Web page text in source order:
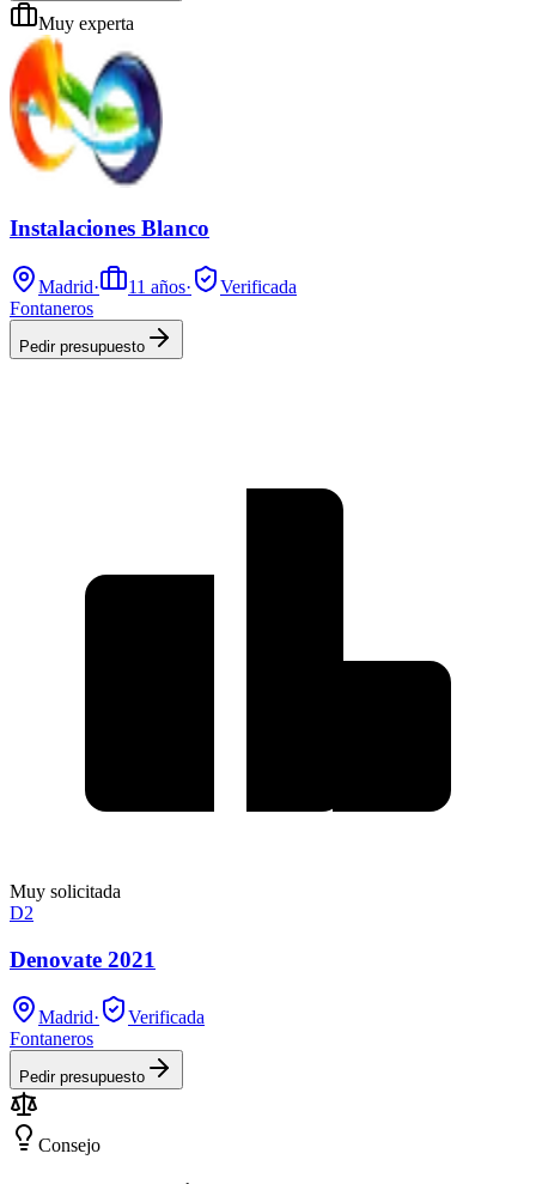
Muy experta
Instalaciones Blanco
Madrid· 11 años·
Verificada
Fontaneros
Pedir presupuesto
Muy solicitada
D2
Denovate 2021
Madrid·
Verificada
Fontaneros
Pedir presupuesto
Consejo